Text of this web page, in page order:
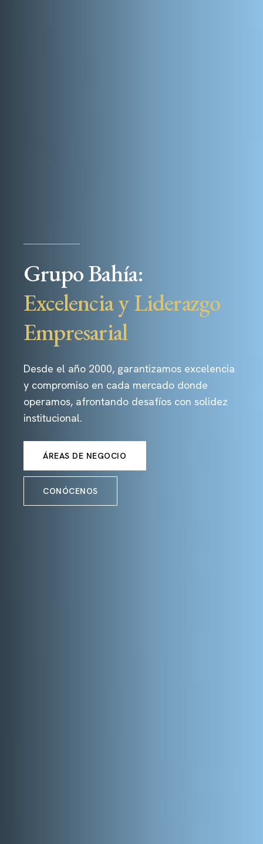
Grupo Bahía:
Excelencia y Liderazgo
Empresarial
Desde el año 2000, garantizamos excelencia
y compromiso en cada mercado donde
operamos, afrontando desafíos con solidez
institucional.
ÁREAS DE NEGOCIO
CONÓCENOS